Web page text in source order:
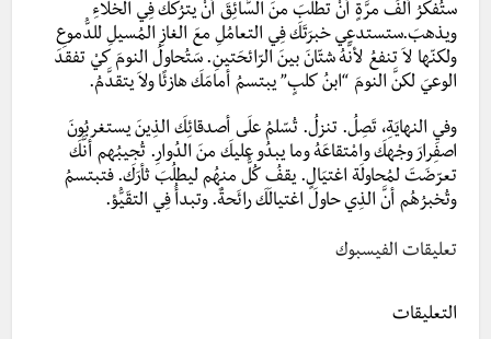
ستُفكِّرُ ألفَ مرَّةٍ أنْ تطلُبَ منَ السَّائِقَ أنْ يترُككَ فِي الخلاءِ
ويذهبَ.ستستدعِي خبرَتَكَ فِي التعامُلِ معَ الغازِ المُسيلِ للدُّموعِ
ولكنّها لاَ تنفعُ لأنَّهُ شتّانَ بينَ الرّائحَتينِ. سَتُحاولُ النومَ كيْ تفقدَ
الوعيَ لكنَّ النومَ “ابنُ كلبٍ” يبتسمُ أمامَكَ هازئًا ولاَ يتقدَّمُ.
وفيِ النهايَةِ، تَصِلُ. تنزلُ. تُسّلمُ علَى أصدقائِكَ الذِينَ يستغربُونَ
اصفِرارَ وجْهكَ وامْتقاعَهُ وما يبدُو عليكَ منَ الدُوارِ. تُجيبُهم أنَّكَ
تعرّضَتَ لمُحاولَة اغتيَالٍ. يقفُ كُلُّ منهُم ليطلُبَ ثأرَكَ. فتبتسمُ
وتُخبرُهُم أنَّ الذِي حاولَ اغتيالَكَ رائَحةٌ. وتبدأُ فِي التقَيُّؤ.
تعليقات الفيسبوك
التعليقات